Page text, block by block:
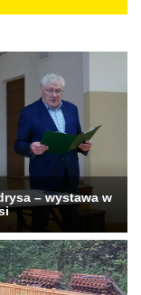
– wystawa w